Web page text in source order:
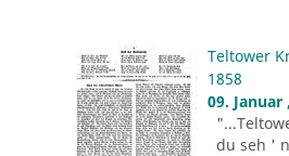
Teltower
1858
09. Januar
du seh '